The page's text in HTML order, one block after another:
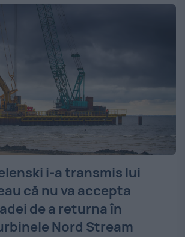
i-a transmis lui
că nu va accepta
de a returna în
Nord Stream